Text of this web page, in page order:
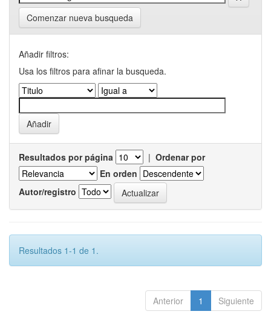
Comenzar nueva busqueda
Añadir filtros:
Usa los filtros para afinar la busqueda.
Resultados por página | Ordenar por
En orden
Autor/registro
Resultados 1-1 de 1.
Anterior 1 Siguiente